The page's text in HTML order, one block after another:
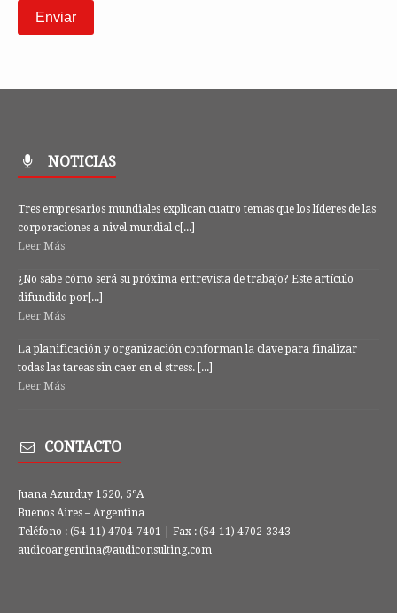
NOTICIAS
Tres empresarios mundiales explican cuatro temas que los líderes de las
corporaciones a nivel mundial c[...]
Leer Más
¿No sabe cómo será su próxima entrevista de trabajo? Este artículo
difundido por[...]
Leer Más
La planificación y organización conforman la clave para finalizar
todas las tareas sin caer en el stress. [...]
Leer Más
CONTACTO
Juana Azurduy 1520, 5ºA
Buenos Aires – Argentina
Teléfono : (54-11) 4704-7401 | Fax : (54-11) 4702-3343
audicoargentina@audiconsulting.com